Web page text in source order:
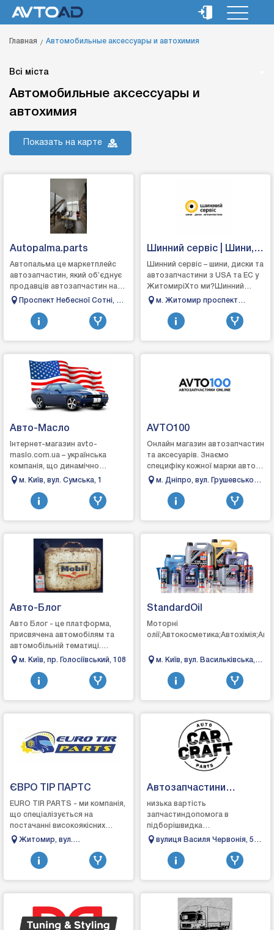
Главная Автомобильные аксессуары и автохимия
Всі міста
Автомобильные аксессуары и
автохимия
Показать на карте
Autopalma.parts
Автопальма це маркетплейс
автозапчастин, який об’єднує
продавців автозапчастин на
одній зручній платформі. Ми
спростити по...
Проспект Небесної Сотні, 2А,
Одеса
Шинний сервіс | Шини,
диски, запчастини
Житомир
Шинний сервіс – шини, диски та
автозапчастини з USA та EC у
ЖитомиріХто ми?Шинний
сервіс – це надійний магазин у
автовласник зна...
м. Житомир проспект
Незалежності 13
Авто-Масло
Інтернет-магазин avto-
maslo.com.ua – українська
компанія, що динамічно
розвивається, спеціалізується
українського ринку з пр...
м. Київ, вул. Сумська, 1
AVTO100
Онлайн магазин автозапчастин
та аксесуарів. Знаємо
специфіку кожної марки авто
та підберемо запчастини, які
Швидка доставка,...
м. Дніпро, вул. Грушевського
Авто-Блог
Авто Блог - це платформа,
присвячена автомобілям та
автомобільній тематиці.
Компанія пропонує актуальні
тест-драйви, ...
м. Київ, пр. Голосіївський, 108
StandardOil
Моторні
м. Київ, вул. Васильківська,
ЄВРО ТІР ПАРТС
EURO TIR PARTS - ми компанія,
що спеціалізується на
постачанні високоякісних
ремкомлектів супортів KNORR,
ін. від ТМ...
Житомир, вул.
С.Параджанова 58
Автозапчастини
CarCraft Рівне
низька вартість
запчастиндопомога в
підборішвидка
доставкасамовивіз або
пошук на сайті по
виробниках AudiBMWChevrol...
вулиця Василя Червонія, 51,
Рівне, Рівненська область,
Україна